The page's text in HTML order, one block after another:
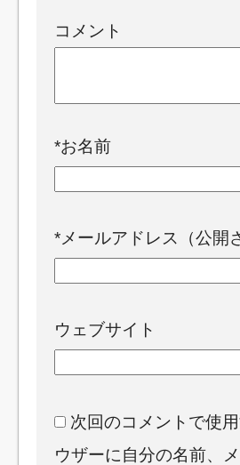
コメント
*お名前
*メールアドレス（公開
ウェブサイト
次回のコメントで使
ウザーに自分の名前、